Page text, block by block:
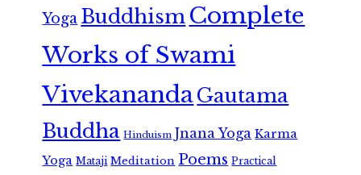
Yoga Buddhism Complete
Works of Swami
VivekanandaGautama
Buddha Hinduism Jnana Yoga Karma
Yoga Mataji Meditation Poems Practical